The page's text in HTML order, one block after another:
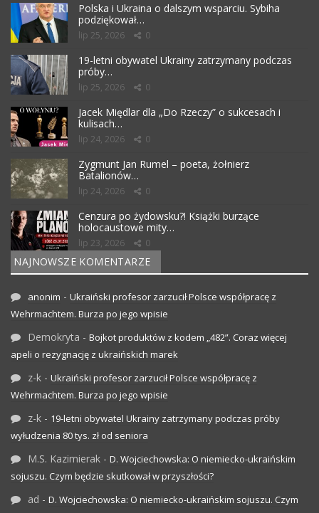
Polska i Ukraina o dalszym wsparciu. Sybiha
podziękował…
lip 25, 2026 0
19-letni obywatel Ukrainy zatrzymany podczas
próby…
lip 25, 2026 0
Jacek Międlar dla „Do Rzeczy” o sukcesach i
kulisach…
lip 24, 2026 0
Zygmunt Jan Rumel – poeta, żołnierz
Batalionów…
lip 24, 2026 0
Cenzura po żydowsku?! Książki burzące
holocaustowe mity…
lip 23, 2026 0
NAJNOWSZE KOMENTARZE
anonim - Ukraiński profesor zarzucił Polsce współpracę z
Wehrmachtem. Burza po jego wpisie
Demokryta - Bojkot produktów z kodem „482”. Coraz więcej
apeli o rezygnację z ukraińskich marek
z-k - Ukraiński profesor zarzucił Polsce współpracę z
Wehrmachtem. Burza po jego wpisie
z-k - 19-letni obywatel Ukrainy zatrzymany podczas próby
wyłudzenia 80 tys. zł od seniora
M.S. Kazimierak - D. Wojciechowska: O niemiecko-ukraińskim
sojuszu. Czym będzie skutkował w przyszłości?
ad - D. Wojciechowska: O niemiecko-ukraińskim sojuszu. Czym